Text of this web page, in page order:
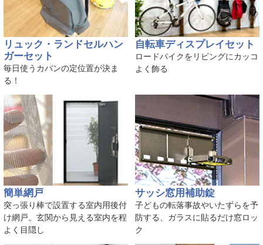
リュック・ランドセルハン
ガーセット
毎日使うカバンの定位置が決ま
る！
自転車ディスプレイセット
ロードバイクをリビングにカッコ
よく飾る
簡単網戸
突っ張り棒で設置する室内用後付
け網戸。玄関から見える室内を程
よく目隠し
サッシ窓用補助錠
子どもの転落事故やいたずらを予
防する、ガラスに貼るだけ窓ロッ
ク